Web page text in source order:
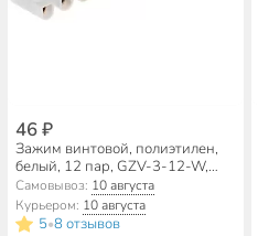
46 ₽
Зажим винтовой, полиэтилен,
белый, 12 пар, GZV-3-12-W,
3А, General Lighting Systems,
475400
Самовывоз: 10 августа
Курьером: 10 августа
5•8 отзывов